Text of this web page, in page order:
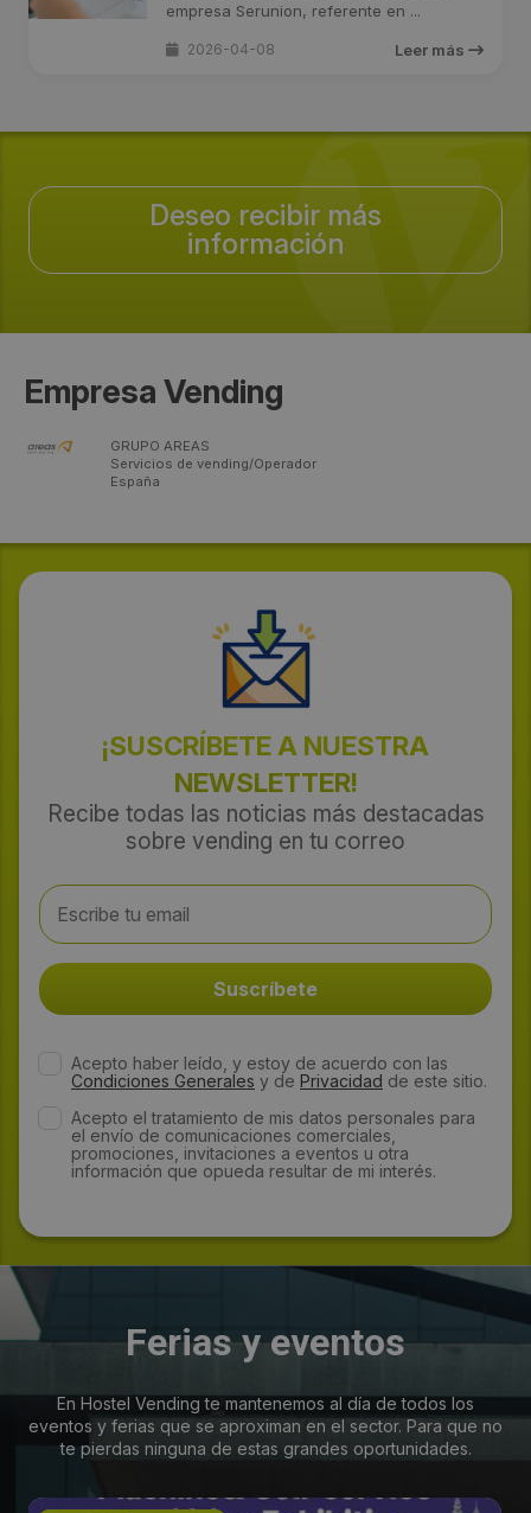
empresa Serunion, referente en ...
2026-04-08 Leer más
Deseo recibir más
información
Empresa Vending
GRUPO AREAS
Servicios de vending/Operador
España
¡SUSCRÍBETE A NUESTRA
NEWSLETTER!
Recibe todas las noticias más destacadas
sobre vending en tu correo
Acepto haber leído, y estoy de acuerdo con las
Condiciones Generales y de Privacidad de este sitio.
Acepto el tratamiento de mis datos personales para
el envío de comunicaciones comerciales,
promociones, invitaciones a eventos u otra
información que opueda resultar de mi interés.
Ferias y eventos
En Hostel Vending te mantenemos al día de todos los
eventos y ferias que se aproximan en el sector. Para que no
te pierdas ninguna de estas grandes oportunidades.